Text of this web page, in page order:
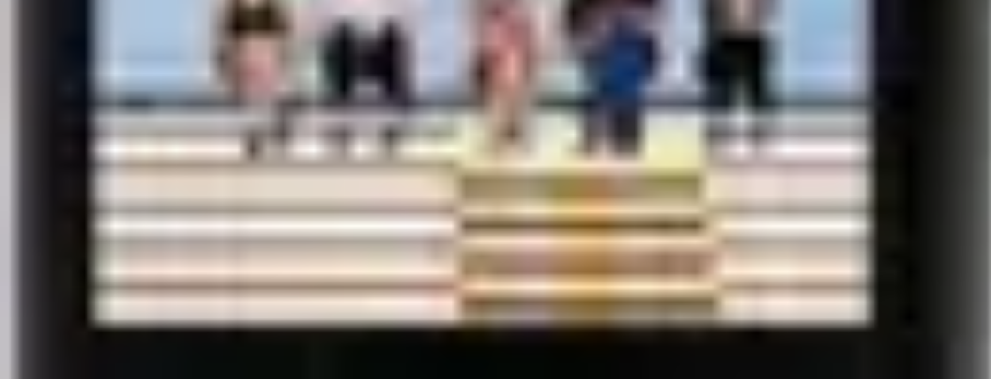
Comparateurscomparateur mutuelle proAstuces et conseils impact des mutuelles pro
Comparateur MutuellePro